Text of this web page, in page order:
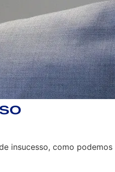
insucesso, como